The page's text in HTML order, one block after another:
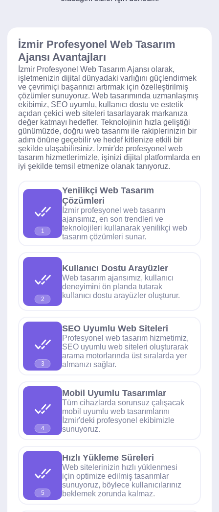
İzmir Profesyonel Web Tasarım
Ajansı Avantajları
İzmir Profesyonel Web Tasarım Ajansı olarak,
işletmenizin dijital dünyadaki varlığını güçlendirmek
ve çevrimiçi başarınızı artırmak için özelleştirilmiş
çözümler sunuyoruz. Web tasarımında uzmanlaşmış
ekibimiz, SEO uyumlu, kullanıcı dostu ve estetik
açıdan çekici web siteleri tasarlayarak markanıza
değer katmayı hedefler. Teknolojinin hızla geliştiği
günümüzde, doğru web tasarımı ile rakiplerinizin bir
adım önüne geçebilir ve hedef kitlenize etkili bir
şekilde ulaşabilirsiniz. İzmir'de profesyonel web
tasarım hizmetlerimizle, işinizi dijital platformlarda en
iyi şekilde temsil etmenize olanak tanıyoruz.
1
Yenilikçi Web Tasarım
Çözümleri
İzmir profesyonel web tasarım
ajansımız, en son trendleri ve
teknolojileri kullanarak yenilikçi web
tasarım çözümleri sunar.
2
Kullanıcı Dostu Arayüzler
Web tasarım ajansımız, kullanıcı
deneyimini ön planda tutarak
kullanıcı dostu arayüzler oluşturur.
3
SEO Uyumlu Web Siteleri
Profesyonel web tasarım hizmetimiz,
SEO uyumlu web siteleri oluşturarak
arama motorlarında üst sıralarda yer
almanızı sağlar.
4
Mobil Uyumlu Tasarımlar
Tüm cihazlarda sorunsuz çalışacak
mobil uyumlu web tasarımlarını
İzmir'deki profesyonel ekibimizle
sunuyoruz.
5
Hızlı Yükleme Süreleri
Web sitelerinizin hızlı yüklenmesi
için optimize edilmiş tasarımlar
sunuyoruz, böylece kullanıcılarınız
beklemek zorunda kalmaz.